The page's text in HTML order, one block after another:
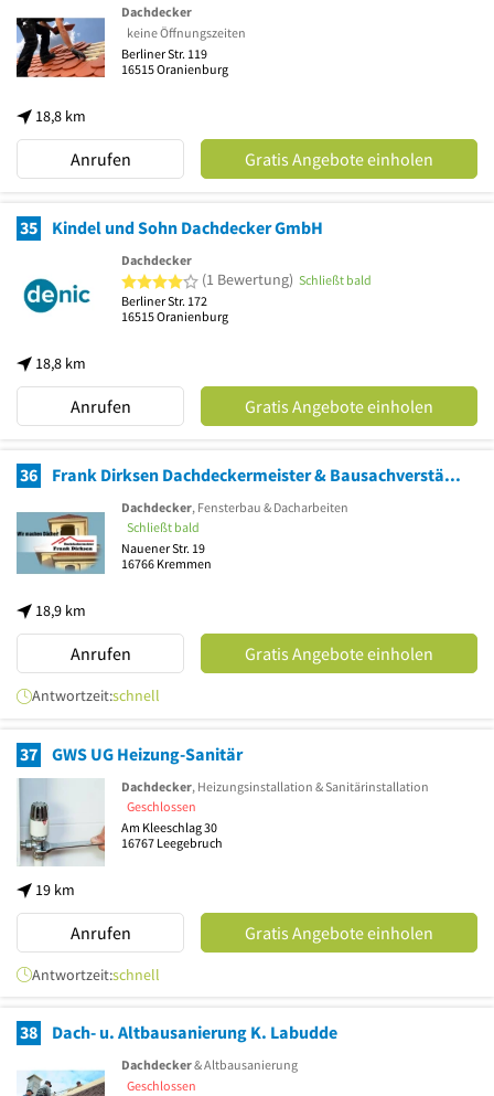
18,8 km
Dachdecker
keine Öffnungszeiten
Berliner Str. 119
16515Oranienburg
Anrufen Gratis Angebote einholen
35 Kindel und Sohn Dachdecker GmbH
18,8 km
Dachdecker
4 von 5 Sternen
(1 Bewertung) Schließt bald
Berliner Str. 172
16515Oranienburg
Anrufen Gratis Angebote einholen
36 Frank Dirksen Dachdeckermeister & Bausachverständiger
18,9 km
Dachdecker, Fensterbau & Dacharbeiten
Schließt bald
Nauener Str. 19
16766 Kremmen
Anrufen Gratis Angebote einholen
Antwortzeit:schnell
37 GWS UG Heizung-Sanitär
19 km
Dachdecker, Heizungsinstallation & Sanitärinstallation
Geschlossen
Am Kleeschlag 30
16767 Leegebruch
Anrufen Gratis Angebote einholen
Antwortzeit:schnell
38 Dach- u. Altbausanierung K. Labudde
Dachdecker& Altbausanierung
Geschlossen